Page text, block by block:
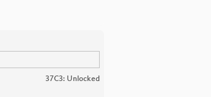
37C3: Unlocked